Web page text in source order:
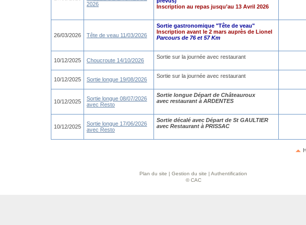
2026
Inscription au repas jusqu’au 13 Avril 2026
26/03/2026 Tête de veau 11/03/2026
Sortie gastronomique "Tête de veau"
Inscription avant le 2 mars auprès de Lionel
Parcours de 76 et 57 Km
10/12/2025 Choucroute 14/10/2026
Sortie sur la journée avec restaurant
10/12/2025 Sortie longue 19/08/2026
Sortie sur la journée avec restaurant
10/12/2025
Sortie longue 08/07/2026
avec Resto
Sortie longue Départ de Châteauroux
avec restaurant à ARDENTES
10/12/2025
Sortie longue 17/06/2026
avec Resto
Sortie décalé avec Départ de St GAULTIER
avec Restaurant à PRISSAC
Plan du site | Gestion du site | Authentification
© CAC